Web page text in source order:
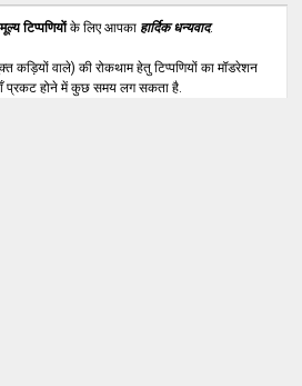
टिप्पणियोंके लिए आपका हार्दिक धन्यवाद.
कड़ियों वाले) की रोकथाम हेतु टिप्पणियों का मॉडरेशन
प्रकट होने में कुछ समय लग सकता है.